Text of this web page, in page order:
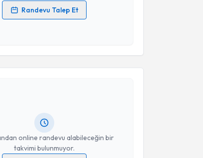
Randevu Talep Et
işlenmesine ilişkinAydınlatma Metni
Takvim Talebini Gönder
online randevu alabileceğin bir
takvimi bulunmuyor.